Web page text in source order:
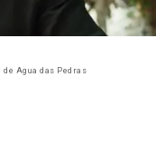
Hugo Silva, la nueva ‘burbuja’ de la Navidad de Agua das Pedras